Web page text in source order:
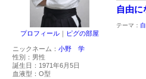
プロフィール ｜ ピグの部屋
ニックネーム： 小野 学
性別： 男性
誕生日： 1971年6月5日
血液型： O型
自由
テーマ：